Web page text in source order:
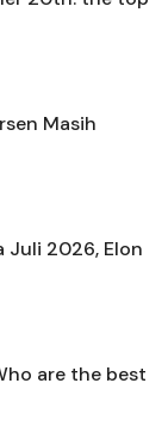
Masih
Juli 2026, Elon
are the best